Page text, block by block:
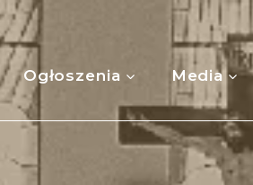
Ogłoszenia Media